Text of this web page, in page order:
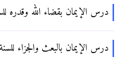
درس الإيمان بقضاء الله وقدره
درس الإيمان بالبعث والجزاء